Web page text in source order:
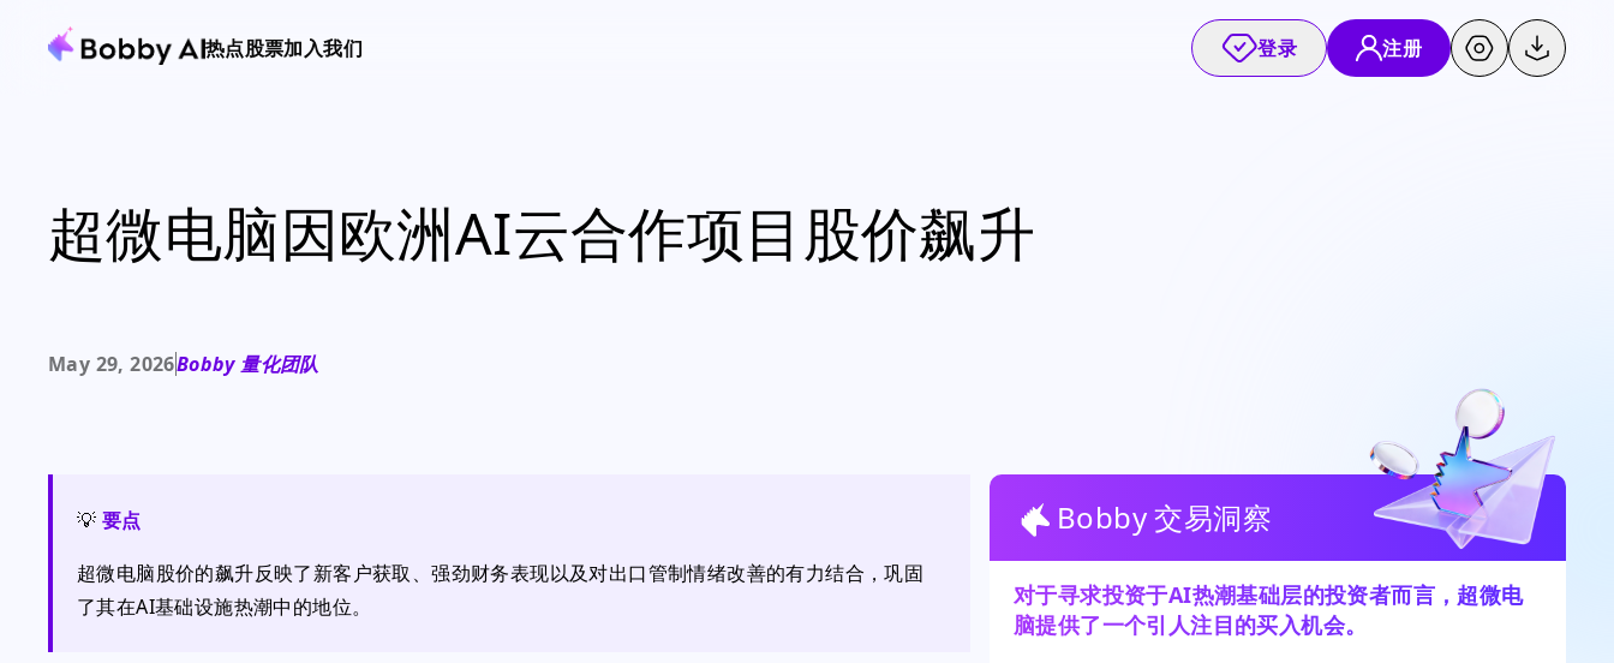
热点股票加入我们 登录 注册
超微电脑因欧洲AI云合作项目股价飙升
May 29, 2026Bobby 量化团队
💡 要点
超微电脑股价的飙升反映了新客户获取、强劲财务表现以及对出口管制情绪改善的有力结合，巩固
了其在AI基础设施热潮中的地位。
Bobby 交易洞察
对于寻求投资于AI热潮基础层的投资者而言，超微电
脑提供了一个引人注目的买入机会。